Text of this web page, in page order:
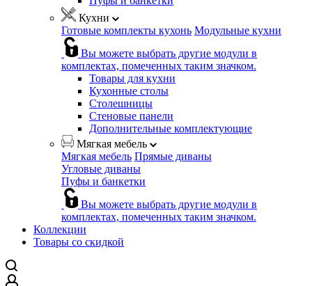
Кухни
Готовые комплекты кухонь Модульные кухни
Вы можете выбрать другие модули в
комплектах, помеченных таким значком.
Товары для кухни
Кухонные столы
Столешницы
Стеновые панели
Дополнительные комплектующие
Мягкая мебель
Мягкая мебель Прямые диваны
Угловые диваны
Пуфы и банкетки
Вы можете выбрать другие модули в
комплектах, помеченных таким значком.
Коллекции
Товары со скидкой